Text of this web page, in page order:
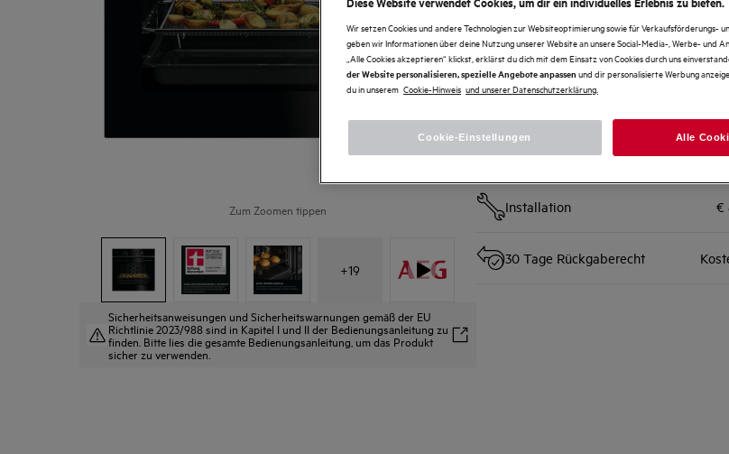
Zum Zoomen tippen
+19
Sicherheitsanweisungen und Sicherheitswarnungen gemäß der EU
Richtlinie 2023/988 sind in Kapitel I und II der Bedienungsanleitung zu
finden. Bitte lies die gesamte Bedienungsanleitung, um das Produkt
sicher zu verwenden.
Services
Speditionslieferung zum
Wunschort (Lieferzeit 4-6
Altgerätemitnahme
Installation €
30 Tage Rückgaberecht
Wir setzen Cookies und andere Technologien zur Websiteoptimierung sowie für Verkaufsförderungs-
geben wir Informationen über deine Nutzung unserer Website an unsere Social-Media-, Werbe- und
„Alle Cookies akzeptieren“ klickst, erklärst du dich mit dem Einsatz von Cookies durch uns
der Website personalisieren, spezielle Angebote anpassen und dir personalisierte Werbung
du in unserem Cookie-Hinweis und unserer Datenschutzerklärung.
Cookie-Einstellungen Alle